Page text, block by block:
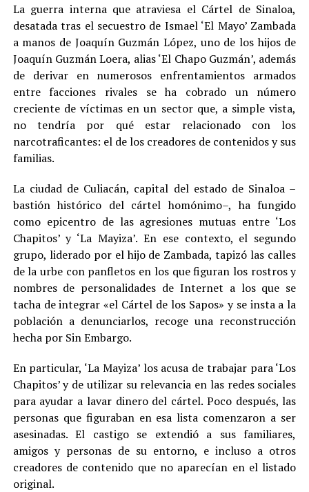
La guerra interna que atraviesa el Cártel de Sinaloa,
desatada tras el secuestro de Ismael ‘El Mayo’ Zambada
a manos de Joaquín Guzmán López, uno de los hijos de
Joaquín Guzmán Loera, alias ‘El Chapo Guzmán’, además
de derivar en numerosos enfrentamientos armados
entre facciones rivales se ha cobrado un número
creciente de víctimas en un sector que, a simple vista,
no tendría por qué estar relacionado con los
narcotraficantes: el de los creadores de contenidos y sus
familias.
La ciudad de Culiacán, capital del estado de Sinaloa –
bastión histórico del cártel homónimo–, ha fungido
como epicentro de las agresiones mutuas entre ‘Los
Chapitos’ y ‘La Mayiza’. En ese contexto, el segundo
grupo, liderado por el hijo de Zambada, tapizó las calles
de la urbe con panfletos en los que figuran los rostros y
nombres de personalidades de Internet a los que se
tacha de integrar «el Cártel de los Sapos» y se insta a la
población a denunciarlos, recoge una reconstrucción
hecha por Sin Embargo.
En particular, ‘La Mayiza’ los acusa de trabajar para ‘Los
Chapitos’ y de utilizar su relevancia en las redes sociales
para ayudar a lavar dinero del cártel. Poco después, las
personas que figuraban en esa lista comenzaron a ser
asesinadas. El castigo se extendió a sus familiares,
amigos y personas de su entorno, e incluso a otros
creadores de contenido que no aparecían en el listado
original.